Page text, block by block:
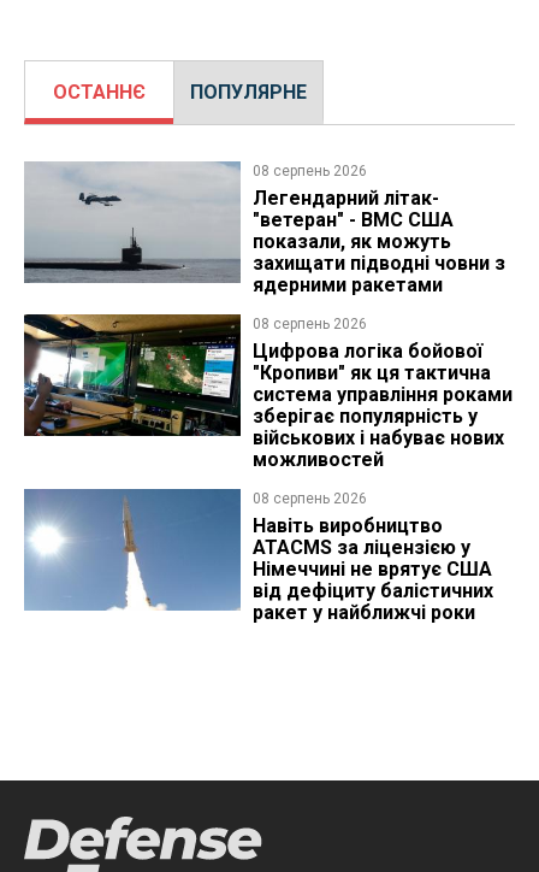
ОСТАННЄ ПОПУЛЯРНЕ
08 серпень 2026
Легендарний літак-
"ветеран" - ВМС США
показали, як можуть
захищати підводні човни з
ядерними ракетами
08 серпень 2026
Цифрова логіка бойової
"Кропиви" як ця тактична
система управління роками
зберігає популярність у
військових і набуває нових
можливостей
08 серпень 2026
Навіть виробництво
ATACMS за ліцензією у
Німеччині не врятує США
від дефіциту балістичних
ракет у найближчі роки